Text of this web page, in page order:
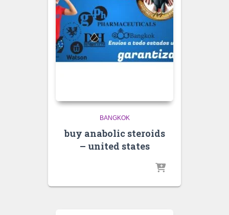
BANGKOK
buy anabolic steroids
– united states